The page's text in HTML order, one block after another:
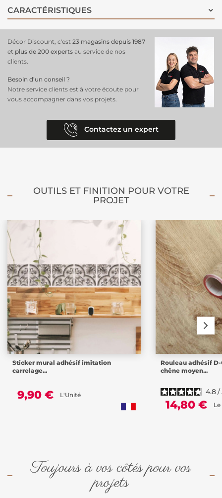
moderne et épurée. Facile à accrocher et accessible, il est
personnaliser un coin bureau, une chambre ou un salon avec style.
simplement pour ceux qui recherchent une touche de sophistication
CARACTÉRISTIQUES
Décor Discount, c'est 23 magasins depuis 1987
et plus de 200 experts au service de nos
clients.
Besoin d’un conseil ?
Notre service clients est à votre écoute pour
vous accompagner dans vos projets.
Contactez un expert
OUTILS ET FINITION POUR VOTRE
PROJET
Sticker mural adhésif imitation
carrelage...
9,90 € L'Unité
Rouleau adhésif
chêne moyen...
4.8/
14,80 €
Toujours à vos côtés pour vos
projets